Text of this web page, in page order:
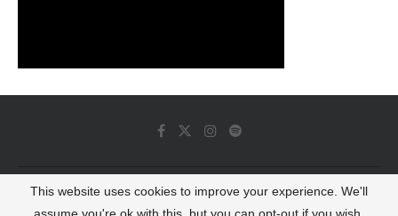
© 2022 - Luminous Dash All Rights Reserved
This website uses cookies to improve your experience. We'll